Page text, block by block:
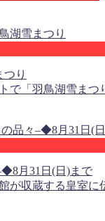
り
で「羽鳥湖雪ま
月31日(日)まで
が収蔵する皇室